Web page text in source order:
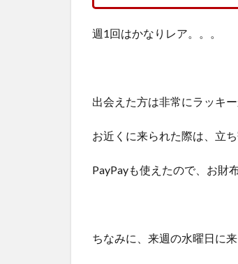
週1回はかなりレア。。。
出会えた方は非常にラッキ
お近くに来られた際は、立
ちなみに、来週の水曜日に